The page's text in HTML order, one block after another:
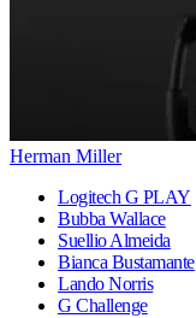
Herman Miller
Logitech G PLAY
Bubba Wallace
Suellio Almeida
Bianca Bustamante
Lando Norris
G Challenge